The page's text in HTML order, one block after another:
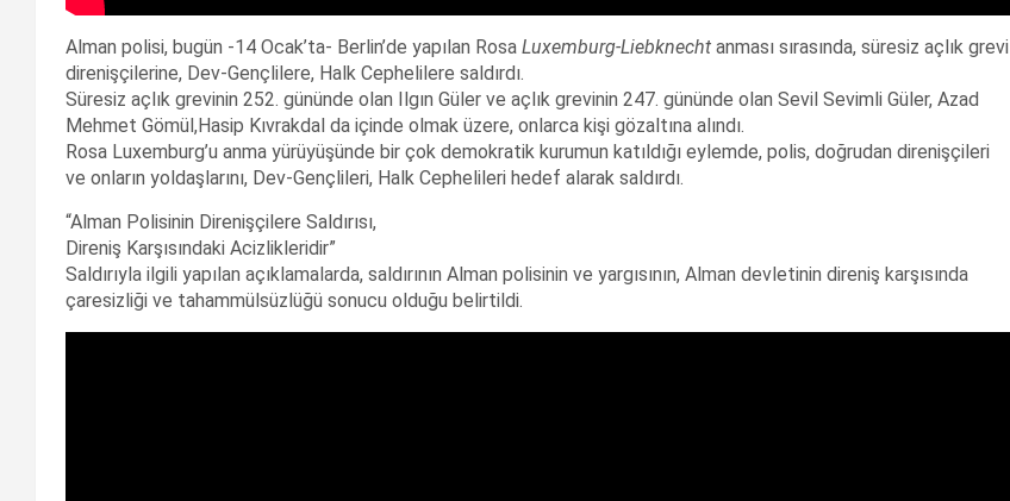
Alman polisi, bugün -14 Ocak’ta- Berlin’de yapılan Rosa Luxemburg-Liebknecht anması sırasında, süresiz açlık grevi
direnişçilerine, Dev-Gençlilere, Halk Cephelilere saldırdı.
Süresiz açlık grevinin 252. gününde olan Ilgın Güler ve açlık grevinin 247. gününde olan Sevil Sevimli Güler, Azad
Mehmet Gömül,Hasip Kıvrakdal da içinde olmak üzere, onlarca kişi gözaltına alındı.
Rosa Luxemburg’u anma yürüyüşünde bir çok demokratik kurumun katıldığı eylemde, polis, doğrudan direnişçileri
ve onların yoldaşlarını, Dev-Gençlileri, Halk Cephelileri hedef alarak saldırdı.
“Alman Polisinin Direnişçilere Saldırısı,
Direniş Karşısındaki Acizlikleridir”
Saldırıyla ilgili yapılan açıklamalarda, saldırının Alman polisinin ve yargısının, Alman devletinin direniş karşısında
çaresizliği ve tahammülsüzlüğü sonucu olduğu belirtildi.